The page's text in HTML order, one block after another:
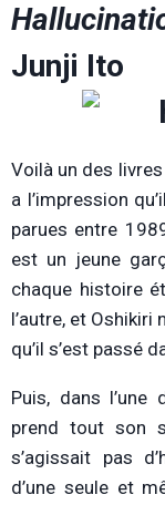
Junji Ito
Voilà un des
a l’impression
parues entre
est un jeune
chaque histoire
l’autre, et
qu’il s’est passé
Puis, dans l’une
prend tout son
s’agissait pas
d’une seule et